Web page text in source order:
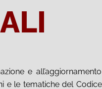
e
e le tematiche del